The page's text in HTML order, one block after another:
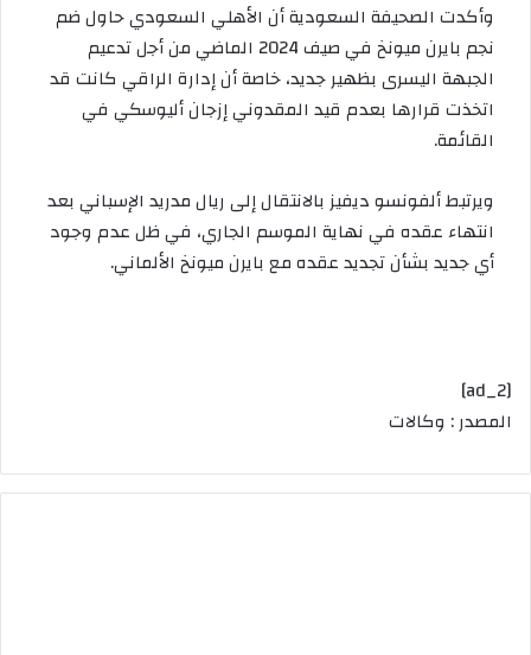
وأكدت الصحيفة السعودية أن الأهلي السعودي حاول ضم
نجم بايرن ميونخ في صيف 2024 الماضي من أجل تدعيم
الجبهة اليسرى بظهير جديد، خاصة أن إدارة الراقي كانت قد
اتخذت قرارها بعدم قيد المقدوني إزجان أليوسكي في
القائمة.
ويرتبط ألفونسو ديفيز بالانتقال إلى ريال مدريد الإسباني بعد
انتهاء عقده في نهاية الموسم الجاري، في ظل عدم وجود
أي جديد بشأن تجديد عقده مع بايرن ميونخ الألماني.
[ad_2]
المصدر : وكالات